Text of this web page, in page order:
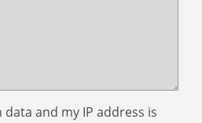
and my IP address is